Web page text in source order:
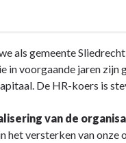
als gemeente
in voorgaande jaren
De HR-koers is
van de
het versterken van